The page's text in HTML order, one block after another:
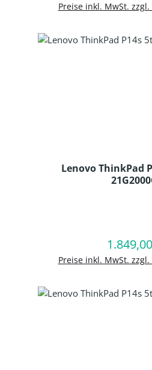
Preise inkl. MwSt.
Lenovo ThinkPad
Preise inkl. MwSt.
In den